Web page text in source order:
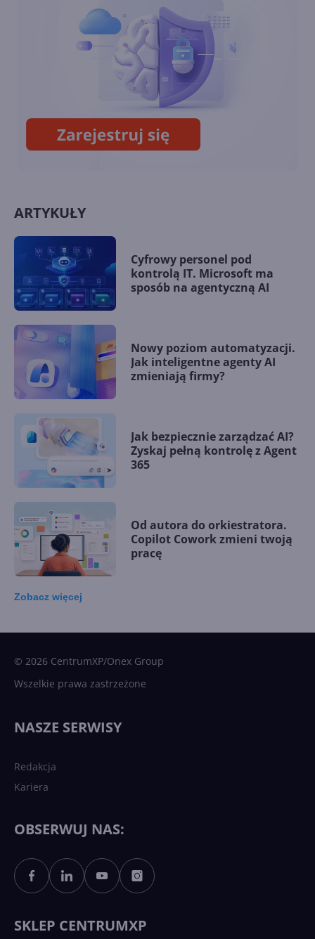
wyszukiwanie plików w
OneDrive
Windows App ogólnodostępna
na wszystkich głównych
platformach
ARTYKUŁY
Cyfrowy personel pod
kontrolą IT. Microsoft ma
sposób na agentyczną AI
Nowy poziom automatyzacji.
Jak inteligentne agenty AI
zmieniają firmy?
Jak bezpiecznie zarządzać AI?
Zyskaj pełną kontrolę z Agent
365
Od autora do orkiestratora.
Copilot Cowork zmieni twoją
pracę
Sztuczna inteligencja po
polsku. Dość barier
Zobacz więcej
© 2026 CentrumXP/Onex Group
Wszelkie prawa zastrzeżone
NASZE SERWISY
Redakcja
Kariera
OBSERWUJ NAS:
SKLEP CENTRUMXP